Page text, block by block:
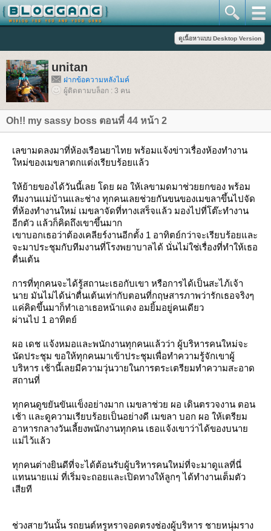
unitan
ฝากข้อความหลังไมค์
ผู้ติดตามบล็อก : 3 คน
Oh!! my sassy boss ตอนที่ 44 หน้า 2
เลขามดลงมาที่ห้องเรือนยาไทย พร้อมแจ้งข่าวเรื่องห้องทำงาน
หม่ของเมขลาตกแต่งเรียบร้อยแล้ว
ห้ย้ายของได้วันนี้เลย โดย ผอ ให้เลขามดมาช่วยยกของ พร้อม
ทีมงานแม่บ้านและช่าง ทุกคนเลยช่วยกันขนของเมขลาขึ้นไปจัด
ที่ห้องทำงานใหม่ เมขลาจัดที่ทางเสร็จแล้ว มองไปที่โต๊ะทำงาน
อีกตัว แล้วก็คิดถึงเขาขึ้นมาก
เขาบอกเธอว่าต้องเคลียร์งานอีกตั้ง 1 อาทิตย์กว่าจะเรียบร้อยและ
จะมาประชุมกับทีมงานที่โรงพยาบาลได้ นั่นไม่ใช่เรื่องที่ทำให้เธอ
ตื่นเต้น
การที่ทุกคนจะได้รู้สถานะเธอกับเขา หรือการได้เป็นสะไภ้เจ้า
นาย มันไม่ได้น่าตื่นเต้นเท่ากับตอนที่กฤษสารภาพว่ารักเธอจริงๆ
ค่คิดขึ้นมาก็ทำเอาเธอหน้าแดง อมยิ้มอยู่คนเดียว
ผ่านไป 1 อาทิตย์
ผอ เดช แจ้งหมอและพนักงานทุกคนแล้วว่า ผู้บริหารคนใหม่จะ
นัดประชุม ขอให้ทุกคนมาเข้าประชุมเพื่อทำความรู้จักเขาผู้
บริหาร เช้านี้เลยมีความวุ่นวายในการตระเตรียมทำความสะอาด
สถานที่
ทุกคนดูขยันขันแข็งอย่างมาก เมขลาช่วย ผอ เดินตรวจงาน ตอน
เช้า และดูความเรียบร้อยเป็นอย่างดี เมขลา บอก ผอ ให้เตรียม
อาหารกลางวันเลี้ยงพนักงานทุกคน เธอแจ้งเขาว่าได้ของบนา
ม่ไว้แล้ว
ทุกคนต่างยินดีที่จะได้ต้อนรับผู้บริหารคนใหม่ที่จะมาดูแลที่นี่
ทนนายแม่ ที่เริ่มจะถอยและเปิดทางให้ลูกๆ ได้ทำงานเต็มตัว
เสียที
ช่วงสายวันนั้น รถยนต์หรูหราจอดตรงช่องผู้บริหาร ชายหนุ่มราง